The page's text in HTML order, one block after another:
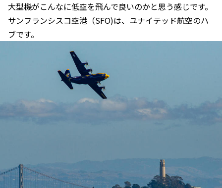
大型機がこんなに低空を飛んで良いのかと思う感じです。
サンフランシスコ空港（SFO)は、ユナイテッド航空のハ
ブです。